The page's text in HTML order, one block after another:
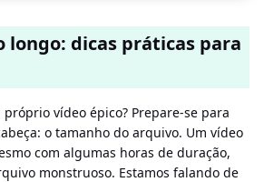
longo: dicas práticas para
vídeo épico? Prepare-se para
o tamanho do arquivo. Um vídeo
com algumas horas de duração,
monstruoso. Estamos falando de